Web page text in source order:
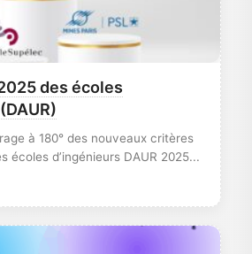
des écoles
à 180° des nouveaux critères
écoles d’ingénieurs DAUR 2025...